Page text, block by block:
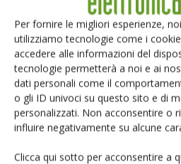
Per fornire le migliori esperienze,
utilizziamo tecnologie come i
accedere alle informazioni del
tecnologie permetterà a noi e ai
dati personali come il
o gli ID univoci su questo sito e di
personalizzati. Non acconsentire o
influire negativamente su alcune
Clicca qui sotto per acconsentire a
Edicola web
PCB Magazine